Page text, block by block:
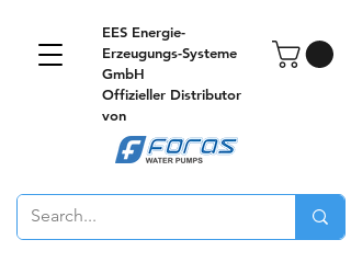
EES Energie-
Erzeugungs-Systeme
GmbH
Offizieller Distributor
von